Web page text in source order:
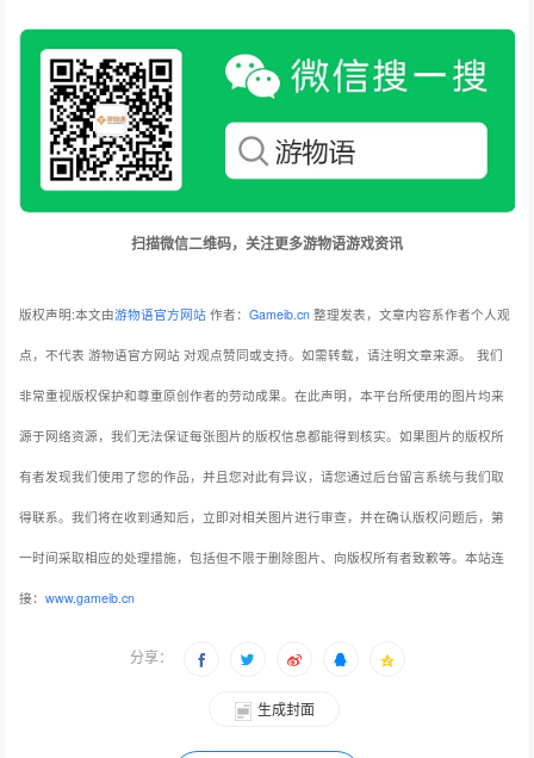
扫描微信二维码，关注更多游物语游戏资讯
版权声明:本文由游物语官方网站 作者：Gameib.cn 整理发表，文章内容系作者个人观
点，不代表 游物语官方网站 对观点赞同或支持。如需转载，请注明文章来源。 我们
非常重视版权保护和尊重原创作者的劳动成果。在此声明，本平台所使用的图片均来
源于网络资源，我们无法保证每张图片的版权信息都能得到核实。如果图片的版权所
有者发现我们使用了您的作品，并且您对此有异议，请您通过后台留言系统与我们取
得联系。我们将在收到通知后，立即对相关图片进行审查，并在确认版权问题后，第
一时间采取相应的处理措施，包括但不限于删除图片、向版权所有者致歉等。本站连
接：www.gameib.cn
分享：
生成封面